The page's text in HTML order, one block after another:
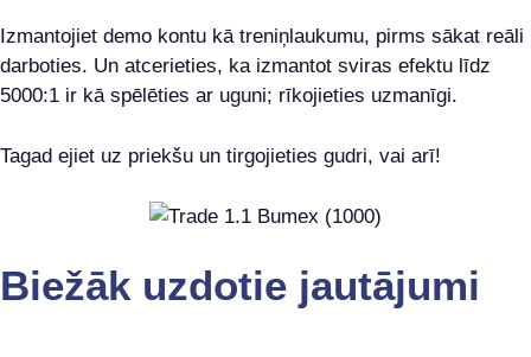
Izmantojiet demo kontu kā treniņlaukumu, pirms sākat reāli
darboties. Un atcerieties, ka izmantot sviras efektu līdz
5000:1 ir kā spēlēties ar uguni; rīkojieties uzmanīgi.
Tagad ejiet uz priekšu un tirgojieties gudri, vai arī!
Biežāk uzdotie jautājumi